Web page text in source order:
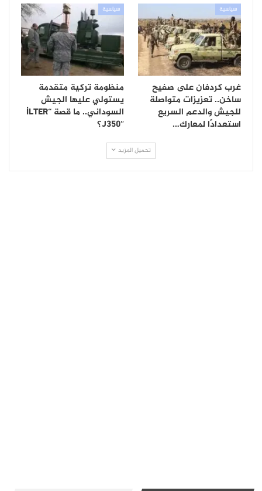
سياسية
غرب كردفان على صفيح
ساخن.. تعزيزات متواصلة
للجيش والدعم السريع
استعدادًا لمعارك…
سياسية
منظومة تركية متقدمة
يستولي عليها الجيش
السوداني.. ما قصة “İLTER
J350″؟
تحميل المزيد